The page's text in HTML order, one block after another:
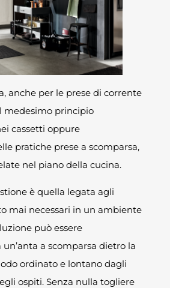
anche per le prese di corrente
medesimo principio
cassetti oppure
pratiche prese a scomparsa,
nel piano della cucina.
è quella legata agli
mai necessari in un ambiente
può essere
a scomparsa dietro la
ordinato e lontano dagli
ospiti. Senza nulla togliere